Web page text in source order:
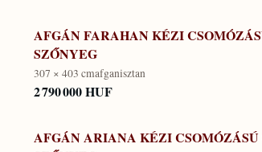
AFGÁN FARAHAN KÉZI
SZŐNYEG
307 × 403 cmafganisztan
2 790 000 HUF
AFGÁN ARIANA KÉZI CSOMÓZÁSÚ